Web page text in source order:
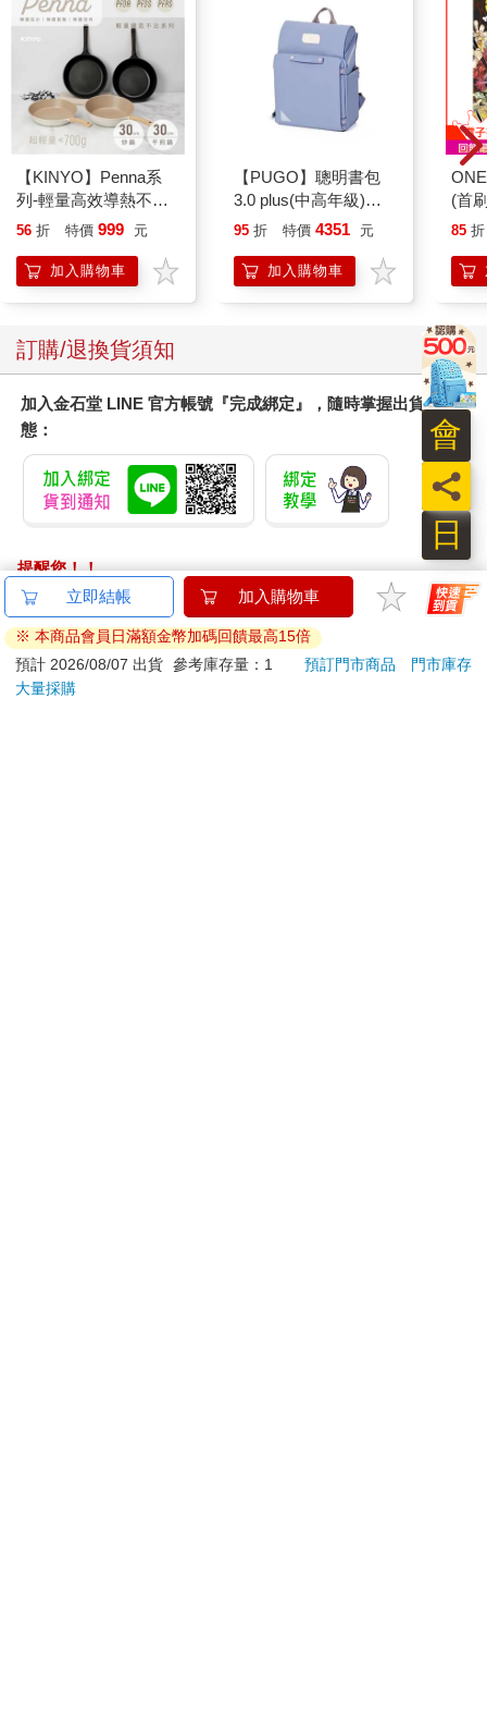
【KINYO】Penna系
列-輕量高效導熱不沾
平煎鍋30cm
56 折 特價 999 元
加入購物車
【PUGO】聰明書包
3.0 plus(中高年級)霧
藍 全新進化玩美上市
95 折 特價 4351 元
加入購物車
(首
85 折
訂購/退換貨須知
加入金石堂 LINE 官方帳號『完成綁定』，隨時掌握出貨動
態：
提醒您！！
金石堂及銀行均不會請您操作ATM! 如接獲電話要求您前往
ATM提款機，請不要聽從指示，以免受騙上當！
退換貨須知：
**提醒您，鑑賞期不等於試用期，退回商品須為全新狀態**
立即結帳 加入購物車
※ 本商品會員日滿額金幣加碼回饋最高15倍
預計 2026/08/07 出貨 參考庫存量：1 預訂門市商品
門市庫存
大量採購
日
員
會